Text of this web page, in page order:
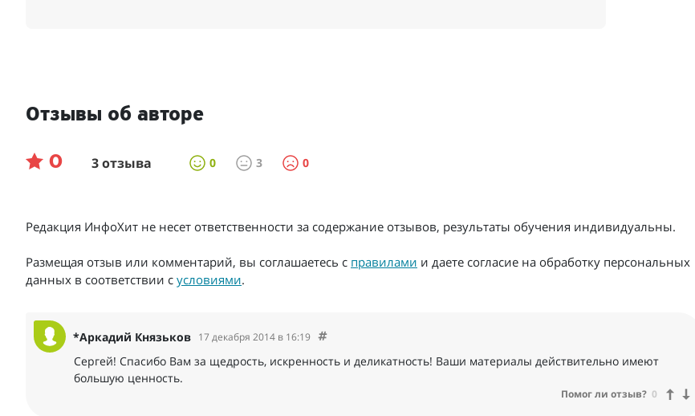
Отзывы об авторе
0 3 отзыва 0 3 0
Редакция ИнфоХит не несет ответственности за содержание отзывов, результаты обучения индивидуальны.
Размещая отзыв или комментарий, вы соглашаетесь с правилами и даете согласие на обработку персональных
данных в соответствии с условиями.
*Аркадий Князьков 17 декабря 2014 в 16:19
Сергей! Спасибо Вам за щедрость, искренность и деликатность! Ваши материалы действительно имеют
большую ценность.
Помог ли отзыв? 0